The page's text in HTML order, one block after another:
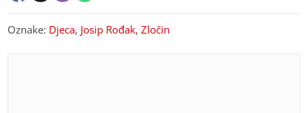
Oznake: Djeca, Josip Rođak,Zločin